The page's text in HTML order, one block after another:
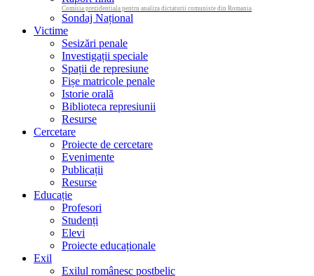
Comisia prezidentiala pentru analiza dictaturii comuniste din Romania
Sondaj Național
Victime
Sesizări penale
Investigații speciale
Spații de represiune
Fișe matricole penale
Istorie orală
Biblioteca represiunii
Resurse
Cercetare
Proiecte de cercetare
Evenimente
Publicații
Resurse
Educație
Profesori
Studenți
Elevi
Proiecte educaționale
Exil
Exilul românesc postbelic